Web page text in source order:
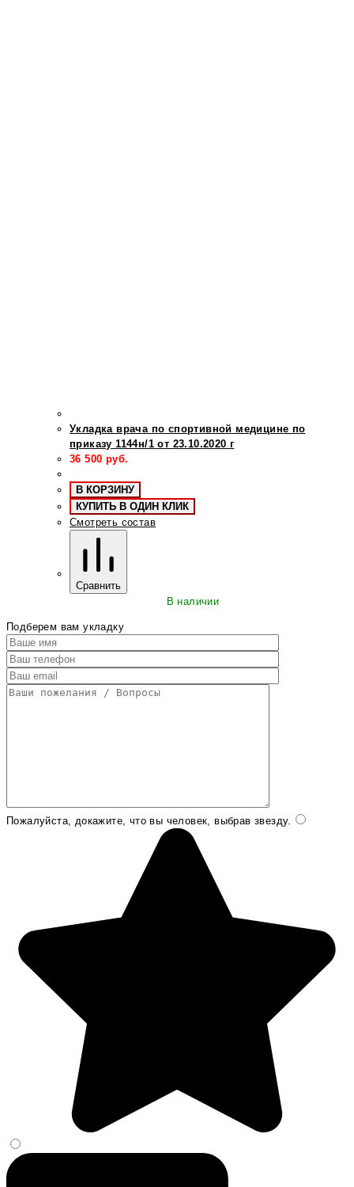
Укладка врача по спортивной медицине по
приказу 1144н/1 от 23.10.2020 г
36 500 руб.
В КОРЗИНУ
КУПИТЬ В ОДИН КЛИК
Смотреть состав
Сравнить
В наличии
Подберем вам укладку
Пожалуйста, докажите, что вы человек, выбрав звезду.